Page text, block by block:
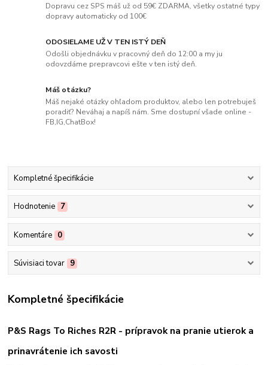
Dopravu cez SPS máš už od 59€ ZDARMA, všetky ostatné typy
dopravy automaticky od 100€
ODOSIELAME UŽ V TEN ISTÝ DEŇ
Odošli objednávku v pracovný deň do 12:00 a my ju
odovzdáme prepravcovi ešte v ten istý deň.
Máš otázku?
Máš nejaké otázky ohľadom produktov, alebo len potrebuješ
poradiť? Neváhaj a napíš nám. Sme dostupní všade online -
FB,IG,ChatBox!
Kompletné špecifikácie
Hodnotenie 7
Komentáre 0
Súvisiaci tovar 9
Kompletné špecifikácie
P&S Rags To Riches R2R - prípravok na pranie utierok a
prinavrátenie ich savosti